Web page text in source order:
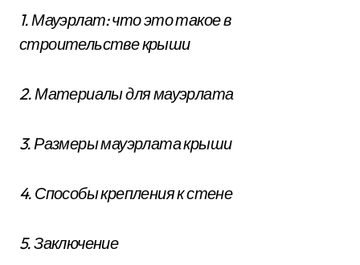
1. Мауэрлат: что это такое в
строительстве крыши
2. Материалы для мауэрлата
3. Размеры мауэрлата крыши
4. Способы крепления к стене
5. Заключение